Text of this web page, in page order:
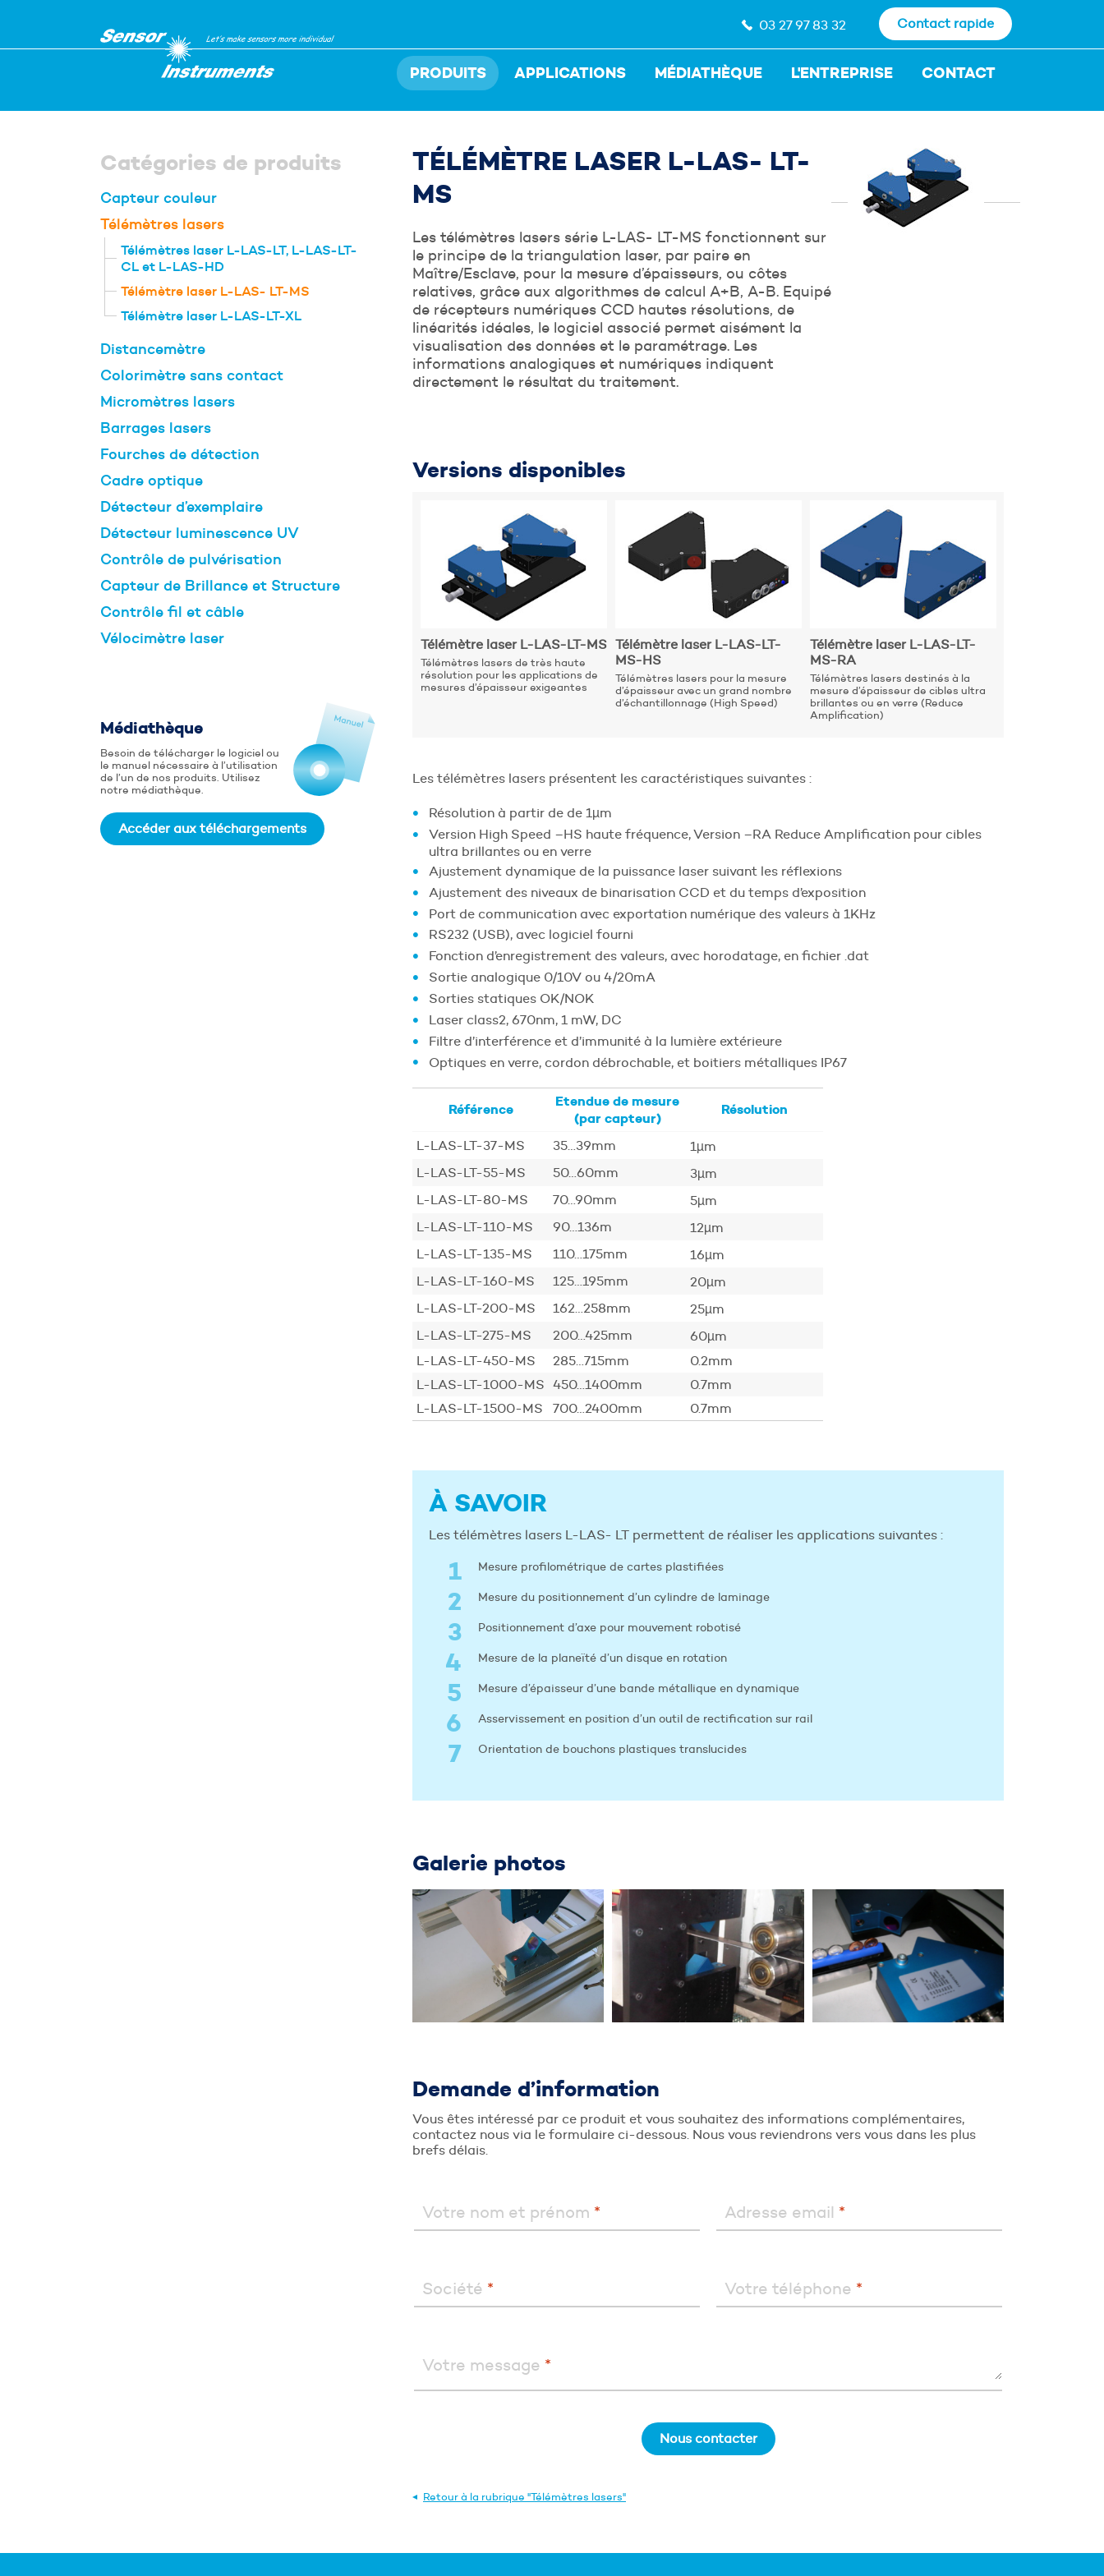
Être rappelé par un conseiller
Veuillez renseignez les deux champs ci-dessous qui nous permettrons de vous recontacter rapidement.
Votre nom et prénom
Votre téléphone
Envoyer
03 27 97 83 32 Contact rapide
PRODUITS APPLICATIONS MÉDIATHÈQUE L'ENTREPRISE CONTACT
TÉLÉMÈTRE LASER L-LAS- LT-
MS
Les télémètres lasers série L-LAS- LT-MS fonctionnent sur
le principe de la triangulation laser, par paire en
Maître/Esclave, pour la mesure d’épaisseurs, ou côtes
relatives, grâce aux algorithmes de calcul A+B, A-B. Equipé
de récepteurs numériques CCD hautes résolutions, de
linéarités idéales, le logiciel associé permet aisément la
visualisation des données et le paramétrage. Les
informations analogiques et numériques indiquent
directement le résultat du traitement.
Versions disponibles
Télémètre laser L-LAS-LT-MS
Télémètres lasers de très haute
résolution pour les applications de
mesures d’épaisseur exigeantes
Télémètre laser L-LAS-LT-
MS-HS
Télémètres lasers pour la mesure
d’épaisseur avec un grand nombre
d’échantillonnage (High Speed)
Télémètre laser L-LAS-LT-
MS-RA
Télémètres lasers destinés à la
mesure d’épaisseur de cibles ultra
brillantes ou en verre (Reduce
Amplification)
Les télémètres lasers présentent les caractéristiques suivantes :
Résolution à partir de de 1µm
Version High Speed –HS haute fréquence, Version –RA Reduce Amplification pour cibles
ultra brillantes ou en verre
Ajustement dynamique de la puissance laser suivant les réflexions
Ajustement des niveaux de binarisation CCD et du temps d’exposition
Port de communication avec exportation numérique des valeurs à 1KHz
RS232 (USB), avec logiciel fourni
Fonction d’enregistrement des valeurs, avec horodatage, en fichier .dat
Sortie analogique 0/10V ou 4/20mA
Sorties statiques OK/NOK
Laser class2, 670nm, 1 mW, DC
Filtre d’interférence et d’immunité à la lumière extérieure
Optiques en verre, cordon débrochable, et boitiers métalliques IP67
Référence
Etendue de mesure
(par capteur)
Résolution
L-LAS-LT-37-MS 35…39mm
1µm
L-LAS-LT-55-MS
50…60mm
3µm
L-LAS-LT-80-MS
70…90mm
5µm
L-LAS-LT-110-MS
90…136m
12µm
L-LAS-LT-135-MS
110…175mm
16µm
L-LAS-LT-160-MS
125…195mm
20µm
L-LAS-LT-200-MS
162…258mm
25µm
L-LAS-LT-275-MS
200…425mm
60µm
L-LAS-LT-450-MS
285…715mm
0.2mm
L-LAS-LT-1000-MS 450…1400mm
0.7mm
L-LAS-LT-1500-MS
700…2400mm 0.7mm
À SAVOIR
Les télémètres lasers L-LAS- LT permettent de réaliser les applications suivantes :
Mesure profilométrique de cartes plastifiées
Mesure du positionnement d’un cylindre de laminage
Positionnement d’axe pour mouvement robotisé
Mesure de la planeïté d’un disque en rotation
Mesure d’épaisseur d’une bande métallique en dynamique
Asservissement en position d’un outil de rectification sur rail
Orientation de bouchons plastiques translucides
Galerie photos
Demande d’information
Vous êtes intéressé par ce produit et vous souhaitez des informations complémentaires,
contactez nous via le formulaire ci-dessous. Nous vous reviendrons vers vous dans les plus
brefs délais.
Votre nom et prénom * Adresse email *
Société * Votre téléphone *
Votre message *
Nous contacter
Retour à la rubrique "Télémètres lasers"
Catégories de produits
Capteur couleur
Télémètres lasers
Télémètres laser L-LAS-LT, L-LAS-LT-
CL et L-LAS-HD
Télémètre laser L-LAS- LT-MS
Télémètre laser L-LAS-LT-XL
Distancemètre
Colorimètre sans contact
Micromètres lasers
Barrages lasers
Fourches de détection
Cadre optique
Détecteur d’exemplaire
Détecteur luminescence UV
Contrôle de pulvérisation
Capteur de Brillance et Structure
Contrôle fil et câble
Vélocimètre laser
Médiathèque
Besoin de télécharger le logiciel ou
le manuel nécessaire à l’utilisation
de l’un de nos produits. Utilisez
notre médiathèque.
Accéder aux téléchargements